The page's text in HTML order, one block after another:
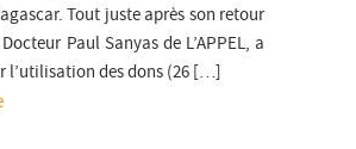
Tout juste après son retour
Paul Sanyas de L’APPEL, a
l’utilisation des dons (26 […]